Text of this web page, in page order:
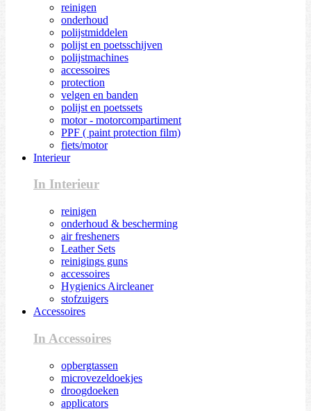
reinigen
onderhoud
polijstmiddelen
polijst en poetsschijven
polijstmachines
accessoires
protection
velgen en banden
polijst en poetssets
motor - motorcompartiment
PPF ( paint protection film)
fiets/motor
Interieur
In Interieur
reinigen
onderhoud & bescherming
air fresheners
Leather Sets
reinigings guns
accessoires
Hygienics Aircleaner
stofzuigers
Accessoires
In Accessoires
opbergtassen
microvezeldoekjes
droogdoeken
applicators